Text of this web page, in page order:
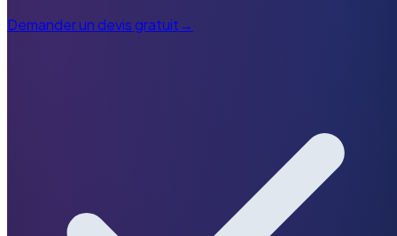
Demander un devis gratuit→